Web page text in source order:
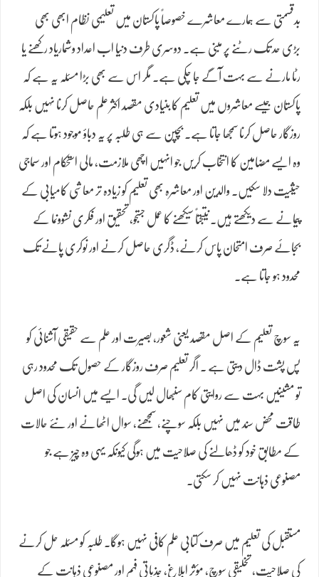
بدقسمتی سے ہمارے معاشرے خصوصاً پاکستان میں تعلیمی نظام ابھی بھی
بڑی حد تک رٹنے پر مبنی ہے۔ دوسری طرف دنیا اب اعداد وشماریاد رکھنے یا
رٹا مارنے سے بہت آگے جا چکی ہے۔ مگر اس سے بھی بڑا مسئلہ یہ ہے کہ
پاکستان جیسے معاشروں میں تعلیم کا بنیادی مقصد اکثر علم حاصل کرنا نہیں بلکہ
روزگار حاصل کرنا سمجھا جاتا ہے۔ بچپن سے ہی طلبہ پر یہ دباؤ موجود ہوتا ہے کہ
وہ ایسے مضامین کا انتخاب کریں جو انہیں اچھی ملازمت، مالی استحکام اور سماجی
حیثیت دلا سکیں۔ والدین اور معاشرہ بھی تعلیم کو زیادہ تر معاشی کامیابی کے
پیمانے سے دیکھتے ہیں۔ نتیجتاً سیکھنے کا عمل جستجو، تحقیق اور فکری نشوونما کے
بجائے صرف امتحان پاس کرنے، ڈگری حاصل کرنے اور نوکری پانے تک
محدود ہو جاتا ہے۔
یہ سوچ تعلیم کے اصل مقصد یعنی شعور، بصیرت اور علم سے حقیقی آشنائی کو
پس پشت ڈال دیتی ہے ۔ اگر تعلیم صرف روزگار کے حصول تک محدود رہی
تو مشینیں بہت سے روایتی کام سنبھال لیں گی۔ ایسے میں انسان کی اصل
طاقت محض سند میں نہیں بلکہ سوچنے، سمجھنے، سوال اٹھانے اور نئے حالات
کے مطابق خود کو ڈھالنے کی صلاحیت میں ہوگی کیونکہ یہی وہ چیز ہے جو
مصنوعی ذہانت نہیں کر سکتی۔
مستقبل کی تعلیم میں صرف کتابی علم کافی نہیں ہوگا۔ طلبہ کو مسئلہ حل کرنے
کی صلاحیت، تخلیقی سوچ، مؤثر ابلاغ، جذباتی فہم اور مصنوعی ذہانت کے